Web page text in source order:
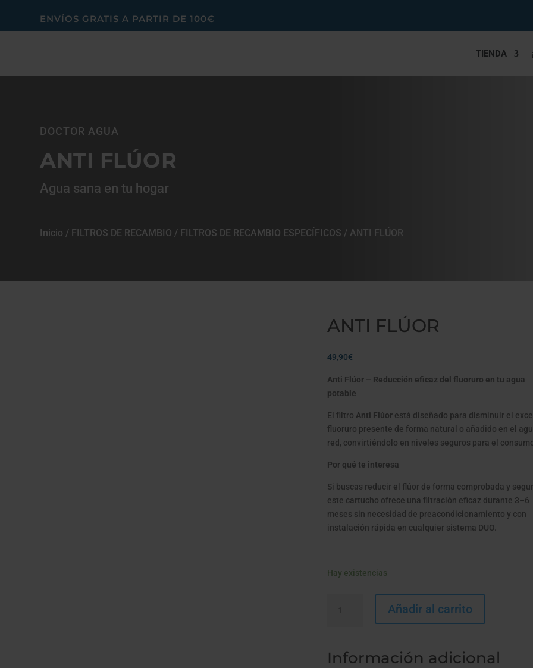
ENVÍOS GRATIS A PARTIR DE 100€
TIENDA
DOCTOR AGUA
ANTI FLÚOR
Agua sana en tu hogar
Inicio / FILTROS DE RECAMBIO / FILTROS DE RECAMBIO ESPECÍFICOS / ANTI FLÚOR
ANTI FLÚOR
49,90€
Anti Flúor – Reducción eficaz del fluoruro en tu agua
potable
El filtro Anti Flúorestá diseñado para disminuir el
fluoruro presente de forma natural o añadido en el
red, convirtiéndolo en niveles seguros para el
Por qué te interesa
Si buscas reducir el flúor de forma comprobada y
este cartucho ofrece una filtración eficaz durante 3–6
meses sin necesidad de preacondicionamiento y con
instalación rápida en cualquier sistema DUO.
Hay existencias
Añadir al carrito
Información adicional